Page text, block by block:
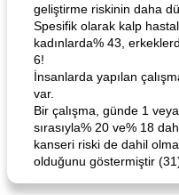
geliştirme riskinin daha
Spesifik olarak kalp
kadınlarda% 43,
6!
İnsanlarda yapılan
var.
Bir çalışma, günde 1
sırasıyla% 20 ve% 18
kanseri riski de dahil
olduğunu göstermiştir (31)